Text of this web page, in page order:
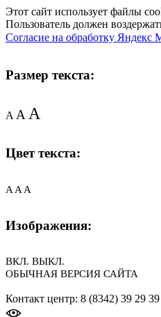
Этот сайт использует файлы
Пользователь должен
Согласие на обработку Яндекс
Размер текста:
AAA
Цвет текста:
A A A
Изображения:
ВКЛ. ВЫКЛ.
ОБЫЧНАЯ ВЕРСИЯ САЙТА
Контакт центр: 8 (8342) 39 29 39